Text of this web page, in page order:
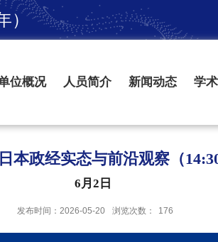
）
位概况 人员简介 新闻动态 学
本政经实态与前沿观察（
6月2日
发布时间：2026-05-20 浏览次数： 176